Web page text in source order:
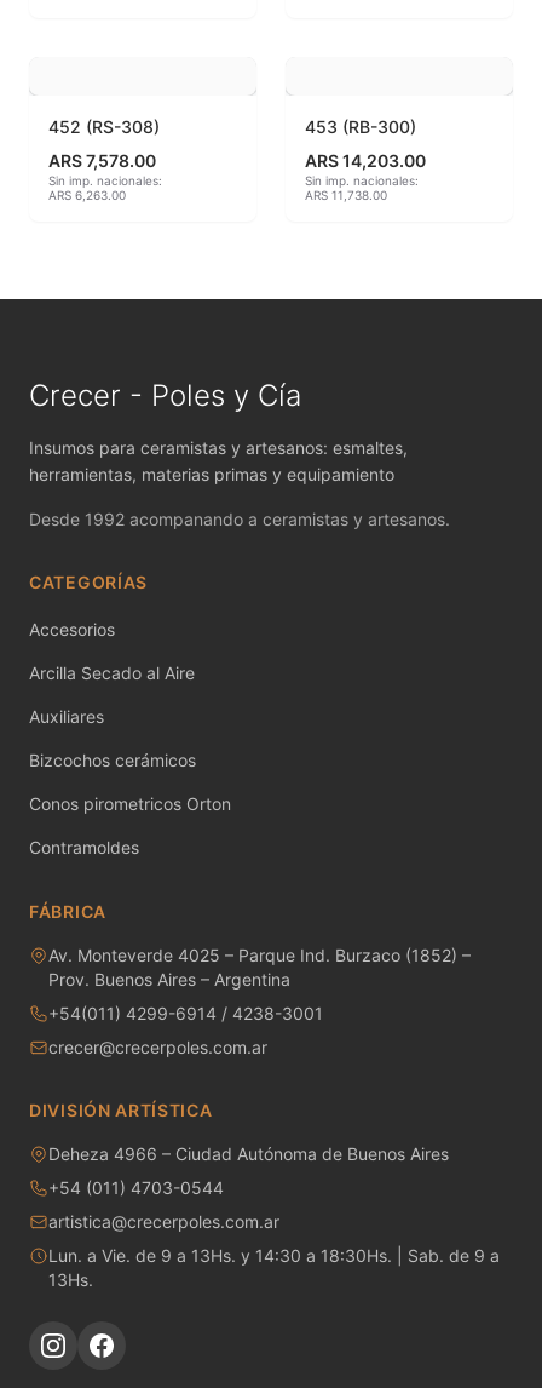
MAYCO DUNCAN FRENCH DIMENSIONS
MAYCO E & E CHUNKIES
MAYCO FIRED PRODUCTS ACCESSORI
MAYCO FOUNDATIONS OPAQUE
MAYCO FOUNDATIONS SHEER
MAYCO FUNDAMENTALS UNDERGLAZES
MAYCO JUNGLE GEMS
MAYCO MAGIC METALLICS
MAYCO POTTERY CASCADES
MAYCO RAKU GLAZES
MAYCO RAPID ROLL
MAYCO SNOW GEMS
MAYCO SPECIALTY GLAZES
MAYCO STROKE & COAT
Metales preciosos y luestres
Moldes de yeso
452 (RS-308)
ARS 7,578.00
Sin imp. nacionales:
ARS 6,263.00
453 (RB-300)
ARS 14,203.00
Sin imp. nacionales:
ARS 11,738.00
Crecer - Poles y Cía
Insumos para ceramistas y artesanos: esmaltes,
herramientas, materias primas y equipamiento
Desde 1992 acompanando a ceramistas y artesanos.
CATEGORÍAS
Accesorios
Arcilla Secado al Aire
Auxiliares
Bizcochos cerámicos
Conos pirometricos Orton
Contramoldes
FÁBRICA
Av. Monteverde 4025 – Parque Ind. Burzaco (1852) –
Prov. Buenos Aires – Argentina
+54(011) 4299-6914 / 4238-3001
crecer@crecerpoles.com.ar
DIVISIÓN ARTÍSTICA
Deheza 4966 – Ciudad Autónoma de Buenos Aires
+54 (011) 4703-0544
artistica@crecerpoles.com.ar
Lun. a Vie. de 9 a 13Hs. y 14:30 a 18:30Hs. | Sab. de 9 a
13Hs.